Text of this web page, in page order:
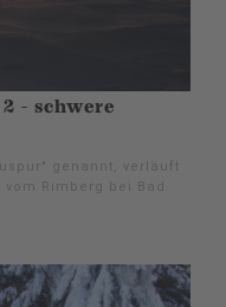
- schwere
genannt, verläuft
Rimberg bei Bad